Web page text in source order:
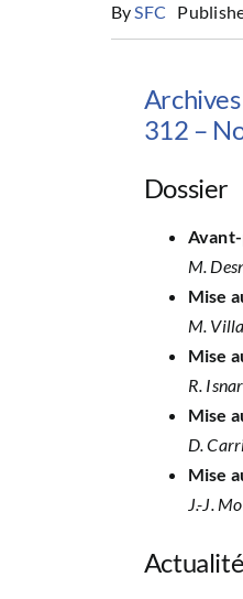
BySFC
312 –
Dossier
M.
Mise
M.
Mise
R.
Mise
D.
Mise
J.-J.